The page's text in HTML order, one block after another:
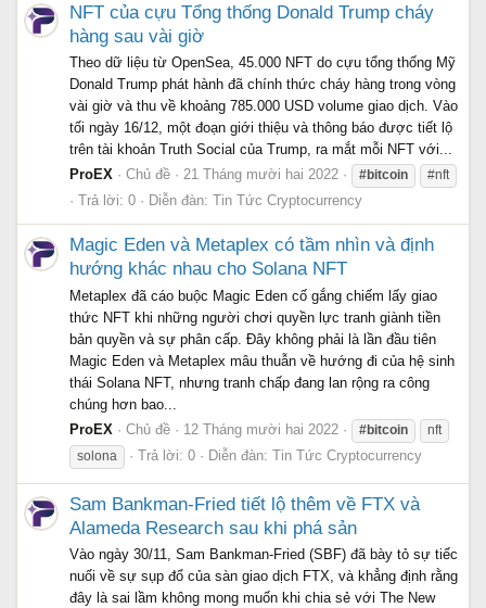
NFT của cựu Tổng thống Donald Trump cháy
hàng sau vài giờ
Theo dữ liệu từ OpenSea, 45.000 NFT do cựu tổng thống Mỹ
Donald Trump phát hành đã chính thức cháy hàng trong vòng
vài giờ và thu về khoảng 785.000 USD volume giao dịch. Vào
tối ngày 16/12, một đoạn giới thiệu và thông báo được tiết lộ
trên tài khoản Truth Social của Trump, ra mắt mỗi NFT với...
ProEX
Chủ đề 21 Tháng mười hai 2022 #bitcoin #nft
Trả lời: 0 Diễn đàn: Tin Tức Cryptocurrency
Magic Eden và Metaplex có tầm nhìn và định
hướng khác nhau cho Solana NFT
Metaplex đã cáo buộc Magic Eden cố gắng chiếm lấy giao
thức NFT khi những người chơi quyền lực tranh giành tiền
bản quyền và sự phân cấp. Đây không phải là lần đầu tiên
Magic Eden và Metaplex mâu thuẫn về hướng đi của hệ sinh
thái Solana NFT, nhưng tranh chấp đang lan rộng ra công
chúng hơn bao...
ProEX
Chủ đề 12 Tháng mười hai 2022 #bitcoin
nft
solona
Trả lời: 0 Diễn đàn: Tin Tức Cryptocurrency
Sam Bankman-Fried tiết lộ thêm về FTX và
Alameda Research sau khi phá sản
Vào ngày 30/11, Sam Bankman-Fried (SBF) đã bày tỏ sự tiếc
nuối về sự sụp đổ của sàn giao dịch FTX, và khẳng định rằng
đây là sai lầm không mong muốn khi chia sẻ với The New